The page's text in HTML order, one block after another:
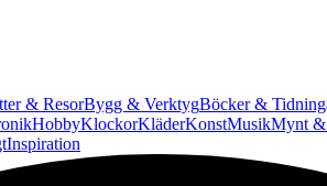
& ResorBygg & VerktygBöcker &
HobbyKlockorKläderKonstMusikMynt &
Inspiration